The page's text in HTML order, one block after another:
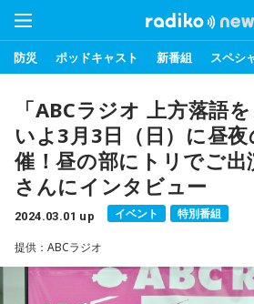
防災 ポッドキャスト 新番組 スペシ
「ABCラジオ 上方落語
いよ3月3日（日）に昼
催！昼の部にトリでご出
さんにインタビュー
2024.03.01 up イベント 特別番組
提供：ABCラジオ